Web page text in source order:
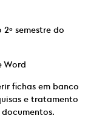
semestre do
Word
fichas em banco
e tratamento